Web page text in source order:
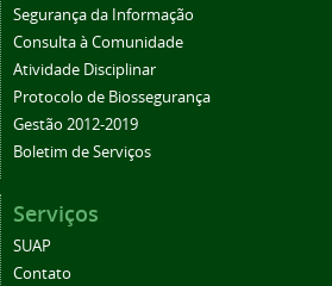
Segurança da Informação
Consulta à Comunidade
Atividade Disciplinar
Protocolo de Biossegurança
Gestão 2012-2019
Boletim de Serviços
Serviços
SUAP
Contato